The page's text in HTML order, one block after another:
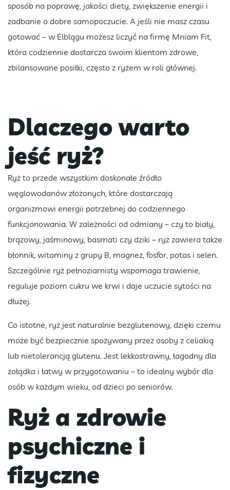
sposób na poprawę, jakości diety, zwiększenie energii i
zadbanie o dobre samopoczucie. A jeśli nie masz czasu
gotować – w Elblągu możesz liczyć na firmę Mniam Fit,
która codziennie dostarcza swoim klientom zdrowe,
zbilansowane posiłki, często z ryżem w roli głównej.
Dlaczego warto
jeść ryż?
Ryż to przede wszystkim doskonałe źródło
węglowodanów złożonych, które dostarczają
organizmowi energii potrzebnej do codziennego
funkcjonowania. W zależności od odmiany – czy to biały,
brązowy, jaśminowy, basmati czy dziki – ryż zawiera także
błonnik, witaminy z grupy B, magnez, fosfor, potas i selen.
Szczególnie ryż pełnoziarnisty wspomaga trawienie,
reguluje poziom cukru we krwi i daje uczucie sytości na
dłużej.
Co istotne, ryż jest naturalnie bezglutenowy, dzięki czemu
może być bezpiecznie spożywany przez osoby z celiakią
lub nietolerancją glutenu. Jest lekkostrawny, łagodny dla
żołądka i łatwy w przygotowaniu – to idealny wybór dla
osób w każdym wieku, od dzieci po seniorów.
Ryż a zdrowie
psychiczne i
fizyczne